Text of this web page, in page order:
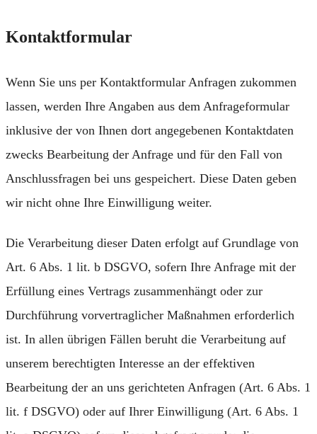
Kontaktformular
Wenn Sie uns per Kontaktformular Anfragen zukommen
lassen, werden Ihre Angaben aus dem Anfrageformular
inklusive der von Ihnen dort angegebenen Kontaktdaten
zwecks Bearbeitung der Anfrage und für den Fall von
Anschlussfragen bei uns gespeichert. Diese Daten geben
wir nicht ohne Ihre Einwilligung weiter.
Die Verarbeitung dieser Daten erfolgt auf Grundlage von
Art. 6 Abs. 1 lit. b DSGVO, sofern Ihre Anfrage mit der
Erfüllung eines Vertrags zusammenhängt oder zur
Durchführung vorvertraglicher Maßnahmen erforderlich
ist. In allen übrigen Fällen beruht die Verarbeitung auf
unserem berechtigten Interesse an der effektiven
Bearbeitung der an uns gerichteten Anfragen (Art. 6 Abs. 1
lit. f DSGVO) oder auf Ihrer Einwilligung (Art. 6 Abs. 1